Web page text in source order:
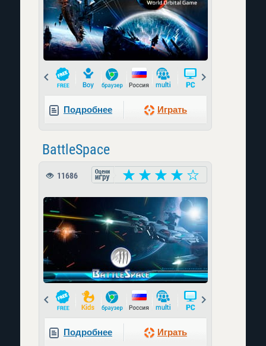
Prev
Подробнее Играть
BattleSpace
11686
Prev
Подробнее Играть